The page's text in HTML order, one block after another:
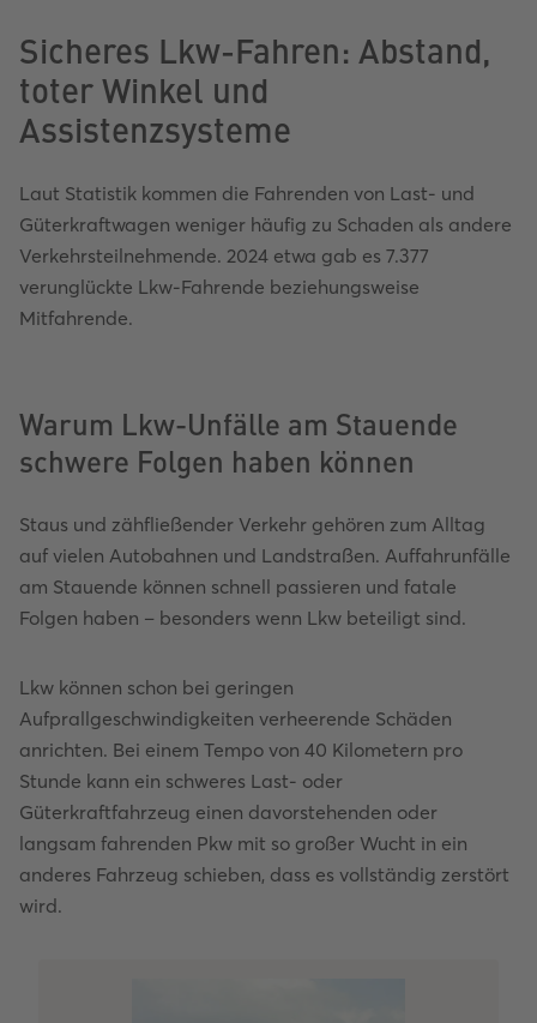
Sicheres Lkw-Fahren: Abstand,
toter Winkel und
Assistenzsysteme
Laut Statistik kommen die Fahrenden von Last- und
Güterkraftwagen weniger häufig zu Schaden als andere
Verkehrsteilnehmende. 2024 etwa gab es 7.377
verunglückte Lkw-Fahrende beziehungsweise
Mitfahrende.
Warum Lkw-Unfälle am Stauende
schwere Folgen haben können
Staus und zähfließender Verkehr gehören zum Alltag
auf vielen Autobahnen und Landstraßen. Auffahrunfälle
am Stauende können schnell passieren und fatale
Folgen haben – besonders wenn Lkw beteiligt sind.
Lkw können schon bei geringen
Aufprallgeschwindigkeiten verheerende Schäden
anrichten. Bei einem Tempo von 40 Kilometern pro
Stunde kann ein schweres Last- oder
Güterkraftfahrzeug einen davorstehenden oder
langsam fahrenden Pkw mit so großer Wucht in ein
anderes Fahrzeug schieben, dass es vollständig zerstört
wird.